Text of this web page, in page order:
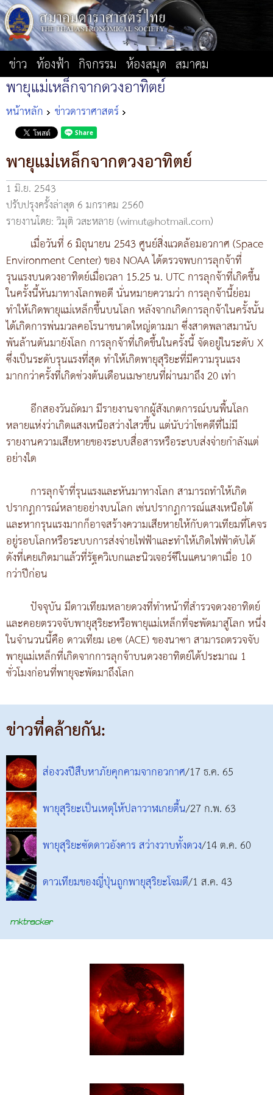
ข่าว ท้องฟ้า กิจกรรม ห้องสมุด สมาคม
พายุแม่เหล็กจากดวงอาทิตย์
หน้าหลัก ข่าวดาราศาสตร์
พายุแม่เหล็กจากดวงอาทิตย์
1 มิ.ย. 2543
ปรับปรุงครั้งล่าสุด 6 มกราคม 2560
รายงานโดย: วิมุติ วสะหลาย (wimut@hotmail.com)
เมื่อวันที่ 6 มิถุนายน 2543 ศูนย์สิ่งแวดล้อมอวกาศ (Space
Environment Center) ของ NOAA ได้ตรวจพบการลุกจ้าที่
รุนแรงบนดวงอาทิตย์เมื่อเวลา 15.25 น. UTC การลุกจ้าที่เกิดขึ้น
ในครั้งนี้หันมาทางโลกพอดี นั่นหมายความว่า การลุกจ้านี้ย่อม
ทำให้เกิดพายุแม่เหล็กขึ้นบนโลก หลังจากเกิดการลุกจ้าในครั้งนั้น
ได้เกิดการพ่นมวลคอโรนาขนาดใหญ่ตามมา ซึ่งสาดพลาสมานับ
พันล้านตันมายังโลก การลุกจ้าที่เกิดขึ้นในครั้งนี้ จัดอยู่ในระดับ X
ซึ่งเป็นระดับรุนแรงที่สุด ทำให้เกิดพายุสุริยะที่มีความรุนแรง
มากกว่าครั้งที่เกิดช่วงต้นเดือนเมษายนที่ผ่านมาถึง 20 เท่า
อีกสองวันถัดมา มีรายงานจากผู้สังเกตการณ์บนพื้นโลก
หลายแห่งว่าเกิดแสงเหนือสว่างไสวขึ้น แต่นับว่าโชคดีที่ไม่มี
รายงานความเสียหายของระบบสื่อสารหรือระบบส่งจ่ายกำลังแต่
อย่างใด
การลุกจ้าที่รุนแรงและหันมาทางโลก สามารถทำให้เกิด
ปรากฏการณ์หลายอย่างบนโลก เช่นปรากฏการณ์แสงเหนือใต้
และหากรุนแรงมากก็อาจสร้างความเสียหายให้กับดาวเทียมที่โคจร
อยู่รอบโลกหรือระบบการส่งจ่ายไฟฟ้าและทำให้เกิดไฟฟ้าดับได้
ดังที่เคยเกิดมาแล้วที่รัฐควิเบกและนิวเจอร์ซีในแคนาดาเมื่อ 10
กว่าปีก่อน
ปัจจุบัน มีดาวเทียมหลายดวงที่ทำหน้าที่สำรวจดวงอาทิตย์
และคอยตรวจจับพายุสุริยะหรือพายุแม่เหล็กที่จะพัดมาสู่โลก หนึ่ง
ในจำนวนนี้คือ ดาวเทียม เอซ (ACE) ของนาซา สามารถตรวจจับ
พายุแม่เหล็กที่เกิดจากการลุกจ้าบนดวงอาทิตย์ได้ประมาณ 1
ชั่วโมงก่อนที่พายุจะพัดมาถึงโลก
ข่าวที่คล้ายกัน:
ส่องวงปีสืบหาภัยคุกคามจากอวกาศ/17 ธ.ค. 65
พายุสุริยะเป็นเหตุให้ปลาวาฬเกยตื้น/27 ก.พ. 63
พายุสุริยะซัดดาวอังคาร สว่างวาบทั้งดวง/14 ต.ค. 60
ดาวเทียมของญี่ปุ่นถูกพายุสุริยะโจมตี/1 ส.ค. 43